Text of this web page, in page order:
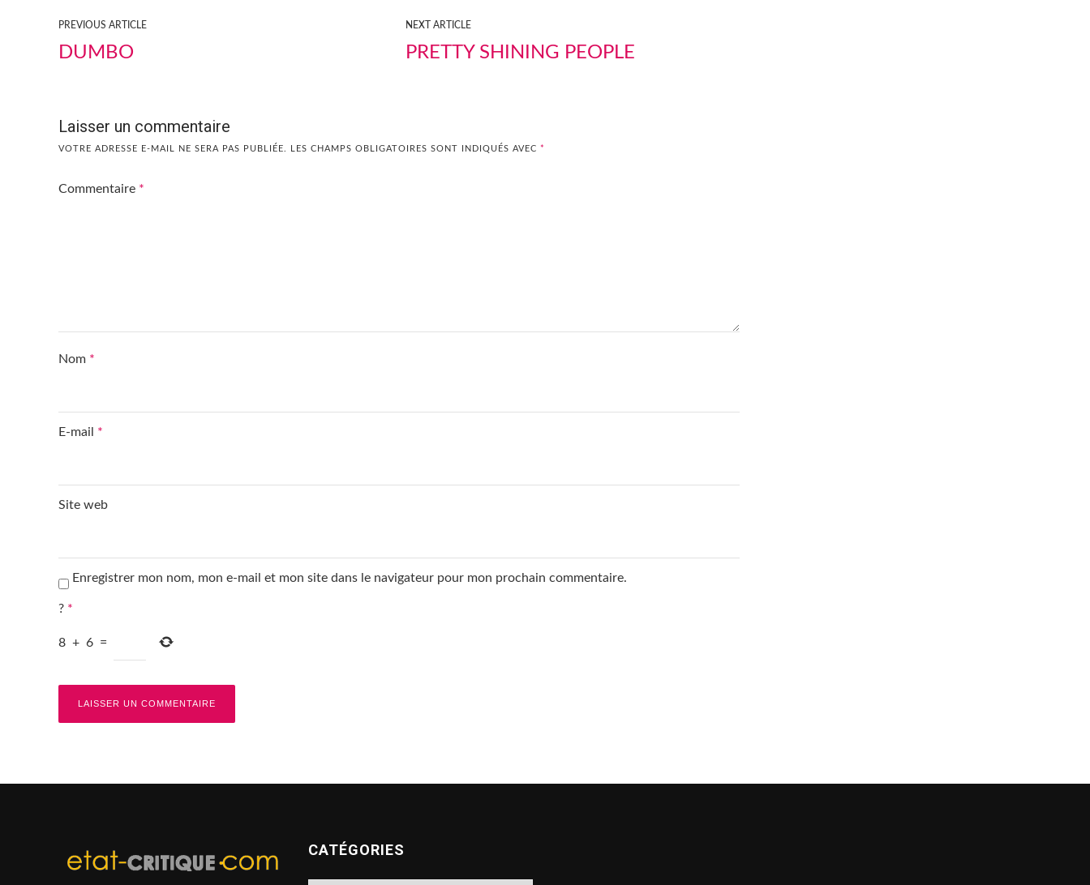
PREVIOUS ARTICLE
DUMBO
NEXT ARTICLE
PRETTY SHINING PEOPLE
Laisser un commentaire
VOTRE ADRESSE E-MAIL NE SERA PAS PUBLIÉE. LES CHAMPS OBLIGATOIRES SONT INDIQUÉS AVEC *
Commentaire *
Nom *
E-mail *
Site web
Enregistrer mon nom, mon e-mail et mon site dans le navigateur pour mon prochain commentaire.
? *
8 + 6 =
CATÉGORIES